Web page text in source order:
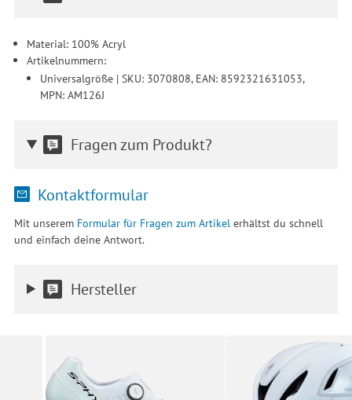
Drittanbieter erteilen und jederzeit für die Zukunft widerrufen.
Material: 100% Acryl
Artikelnummern:
Universalgröße | SKU: 3070808, EAN: 8592321631053,
MPN: AM126J
Fragen zum Produkt?
Kontaktformular
Mit unserem Formular für Fragen zum Artikelerhältst du schnell
und einfach deine Antwort.
Hersteller